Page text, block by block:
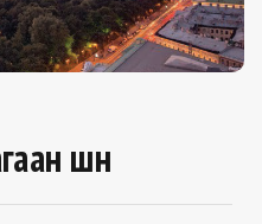
шөнө